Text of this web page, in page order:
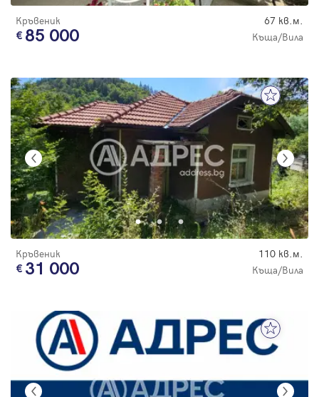
Кръвеник 67 кв.м.
85 000 Къща/Вила
Кръвеник 110 кв.м.
31 000 Къща/Вила